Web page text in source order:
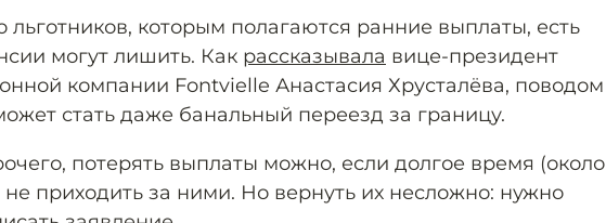
которым полагаются ранние выплаты, есть
могут лишить. Как рассказывала вице-президент
компании Fontvielle Анастасия Хрусталёва, поводом
стать даже банальный переезд за границу.
потерять выплаты можно, если долгое время (около
не приходить за ними. Но вернуть их несложно: нужно